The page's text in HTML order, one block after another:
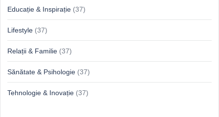
Educație & Inspirație (37)
Lifestyle (37)
Relații & Familie (37)
Sănătate & Psihologie (37)
Tehnologie & Inovație (37)